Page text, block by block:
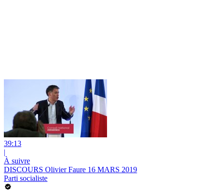
39:13
|
À suivre
DISCOURS Olivier Faure 16 MARS 2019
Parti socialiste